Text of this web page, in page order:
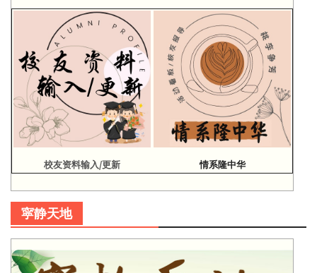
校友资料输入/更新 情系隆中华
寜静天地